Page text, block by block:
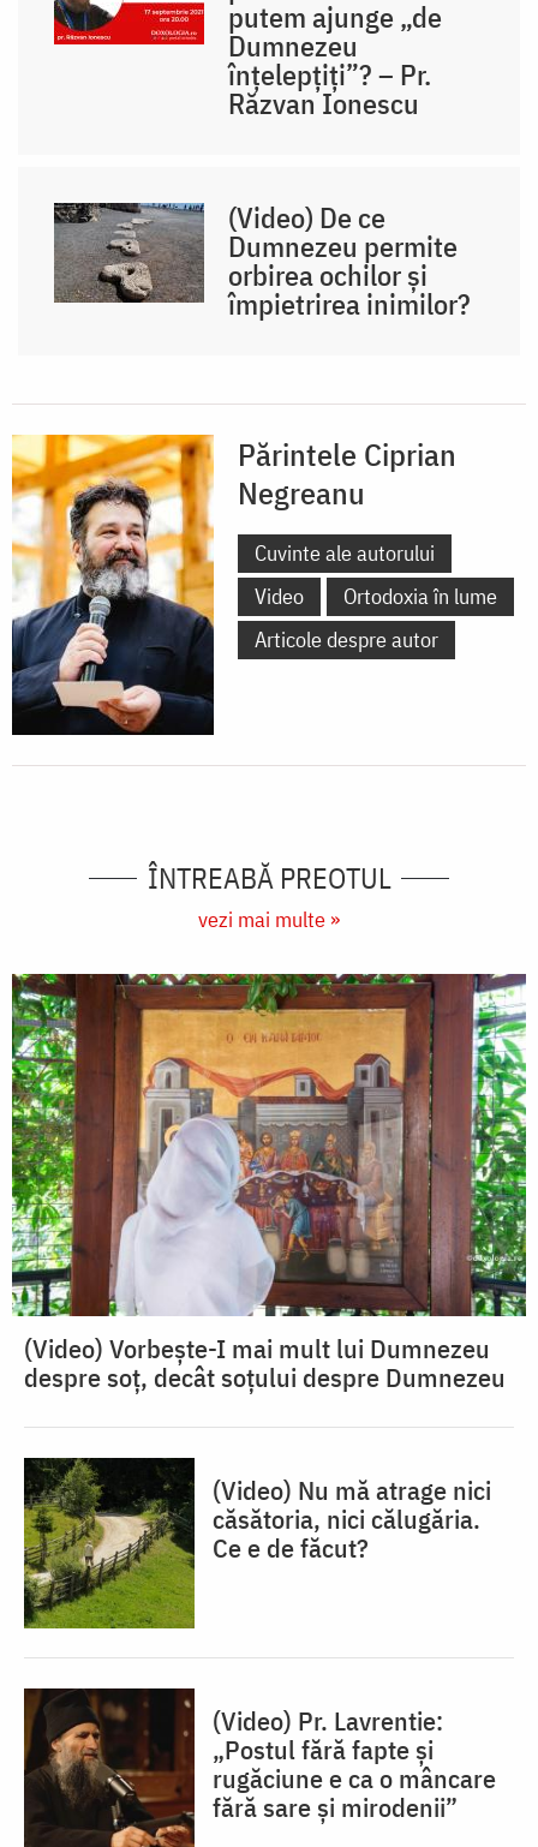
putem ajunge „de
Dumnezeu
înțelepțiți”? – Pr.
Răzvan Ionescu
(Video) De ce
Dumnezeu permite
orbirea ochilor și
împietrirea inimilor?
Părintele Ciprian
Negreanu
Cuvinte ale autorului
Video
Ortodoxia în lume
Articole despre autor
ÎNTREABĂ PREOTUL
vezi mai multe »
(Video) Vorbește-I mai mult lui Dumnezeu
despre soț, decât soțului despre Dumnezeu
(Video) Nu mă atrage nici
căsătoria, nici călugăria.
Ce e de făcut?
(Video) Pr. Lavrentie:
„Postul fără fapte și
rugăciune e ca o mâncare
fără sare și mirodenii”